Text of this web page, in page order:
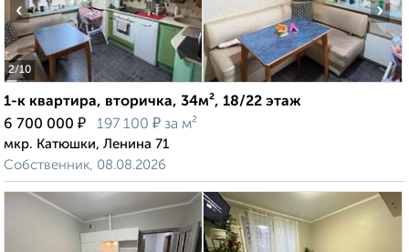
2/10
‹ ›
1-к квартира, вторичка, 34м², 18/22 этаж
6 700 000 ₽ 197 100 ₽ за м²
мкр. Катюшки, Ленина 71
Собственник, 08.08.2026